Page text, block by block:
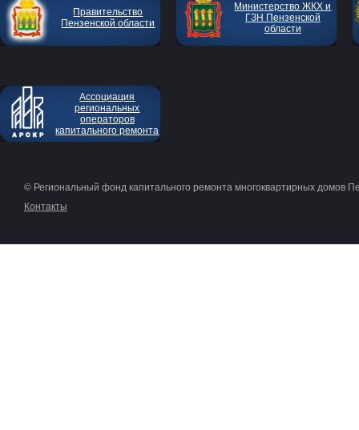
Правительство
Пензенской области
Министерство ЖКХ и
ГЗН Пензенской
области
Ассоциация
региональных
операторов
капитального ремонта
© Региональный фонд капитального ремонта многоквартирных домов
Контакты